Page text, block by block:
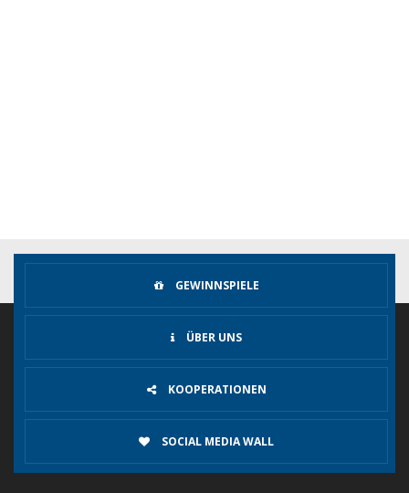
GEWINNSPIELE
ÜBER UNS
KOOPERATIONEN
SOCIAL MEDIA WALL